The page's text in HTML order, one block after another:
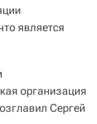
является
организация
Сергей